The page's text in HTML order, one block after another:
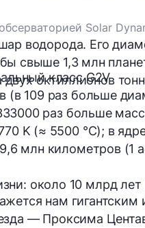
Solar
водорода. Его
свыше 1,3 млн
двух октиллионов
класс G2V
(в 109 раз больше
раз больше
K (≈ 5500 °C); в
млн километров (1
около 10 млрд лет
нам гигантским
— Проксима